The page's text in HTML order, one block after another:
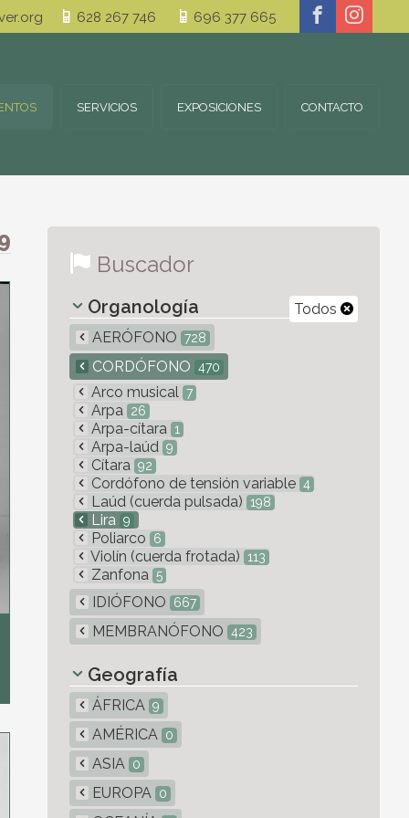
628 267 746 696 377 665
SERVICIOS EXPOSICIONES CONTACTO
Buscador
Todos
Organología
AERÓFONO 728
CORDÓFONO 470
Arco musical 7
Arpa 26
Arpa-cítara 1
Arpa-laúd 9
Cítara 92
Cordófono de tensión variable 4
Laúd (cuerda pulsada) 198
Lira 9
Poliarco 6
Violín (cuerda frotada) 113
Zanfona 5
IDIÓFONO 667
MEMBRANÓFONO 423
Geografía
ÁFRICA 9
AMÉRICA 0
ASIA 0
EUROPA 0